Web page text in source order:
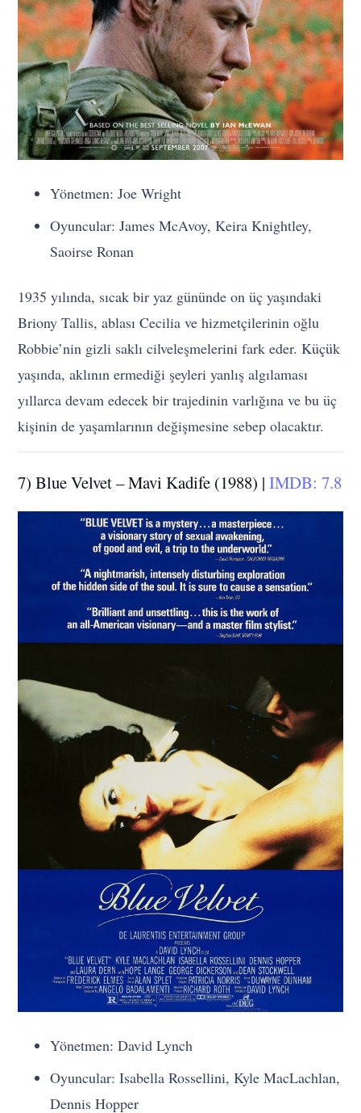
Yönetmen: Joe Wright
Oyuncular: James McAvoy, Keira Knightley,
Saoirse Ronan
1935 yılında, sıcak bir yaz gününde on üç yaşındaki
Briony Tallis, ablası Cecilia ve hizmetçilerinin oğlu
Robbie’nin gizli saklı cilveleşmelerini fark eder. Küçük
yaşında, aklının ermediği şeyleri yanlış algılaması
yıllarca devam edecek bir trajedinin varlığına ve bu üç
kişinin de yaşamlarının değişmesine sebep olacaktır.
7) Blue Velvet – Mavi Kadife (1988) |IMDB: 7.8
Yönetmen: David Lynch
Oyuncular: Isabella Rossellini, Kyle MacLachlan,
Dennis Hopper